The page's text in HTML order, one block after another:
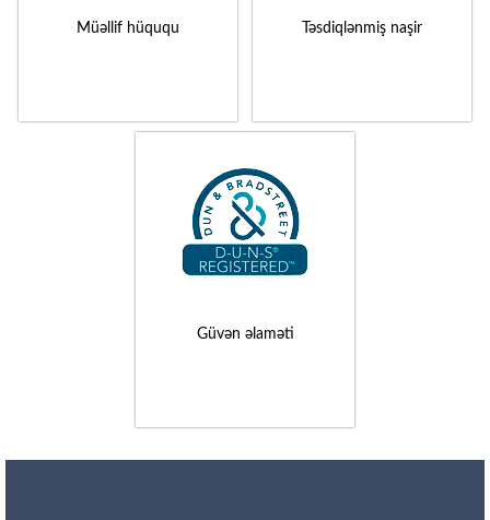
Müəllif hüququ Təsdiqlənmiş naşir
Güvən əlaməti